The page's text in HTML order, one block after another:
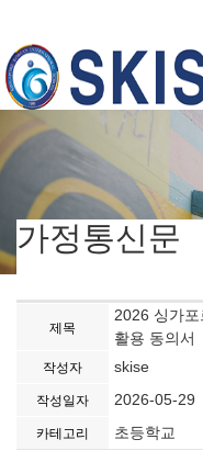
가정통신문
제목
2026 싱가
활용 동의서
작성자 skise
작성일자 2026-05-29
카테고리 초등학교